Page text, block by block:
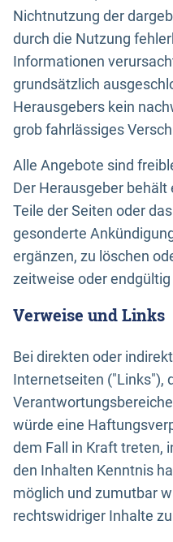
Nichtnutzung der
durch die Nutzung
Informationen
grundsätzlich
Herausgebers kein
grob fahrlässiges
Alle Angebote sind
Der Herausgeber behält
Teile der Seiten oder
gesonderte
ergänzen, zu löschen
zeitweise oder
Verweise und Links
Bei direkten oder
Internetseiten ("Links"),
würde eine
dem Fall in Kraft treten,
den Inhalten Kenntnis
möglich und zumutbar
rechtswidriger Inhalte